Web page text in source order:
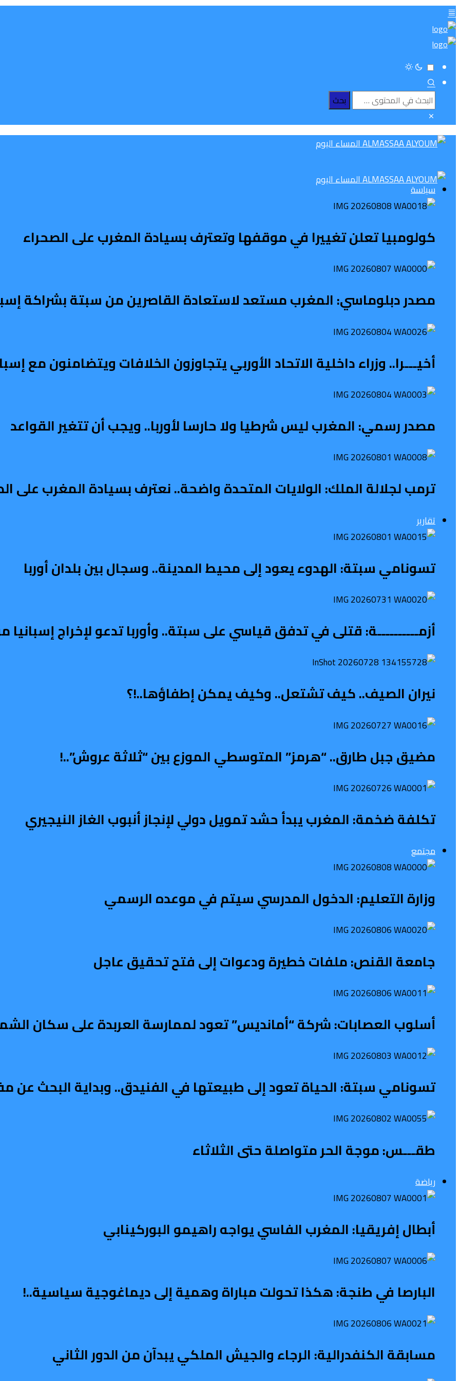
سياسة
كولومبيا تعلن تغييرا في موقفها وتعترف بسيادة المغرب على الصحراء
مصدر دبلوماسي: المغرب مستعد لاستعادة القاصرين من سبتة بشراكة
أخيـــرا.. وزراء داخلية الاتحاد الأوربي يتجاوزون الخلافات ويتضامنون مع
مصدر رسمي: المغرب ليس شرطيا ولا حارسا لأوربا.. ويجب أن تتغير القواعد
ترمب لجلالة الملك: الولايات المتحدة واضحة.. نعترف بسيادة المغرب على
تقارير
تسونامي سبتة: الهدوء يعود إلى محيط المدينة.. وسجال بين بلدان أوربا
أزمــــــــــة: قتلى في تدفق قياسي على سبتة.. وأوربا تدعو لإخراج
نيران الصيف.. كيف تشتعل.. وكيف يمكن إطفاؤها..!؟
مضيق جبل طارق.. “هرمز” المتوسطي الموزع بين “ثلاثة عروش”..!
تكلفة ضخمة: المغرب يبدأ حشد تمويل دولي لإنجاز أنبوب الغاز النيجيري
مجتمع
وزارة التعليم: الدخول المدرسي سیتم في موعده الرسمي
جامعة القنص: ملفات خطيرة ودعوات إلى فتح تحقيق عاجل
أسلوب العصابات: شركة “أمانديس” تعود لممارسة العربدة على سكان
تسونامي سبتة: الحياة تعود إلى طبيعتها في الفنيدق.. وبداية البحث عن
طقـــس: موجة الحر متواصلة حتى الثلاثاء
رياضة
أبطال إفريقيا: المغرب الفاسي يواجه راهيمو البوركينابي
البارصا في طنجة: هكذا تحولت مباراة وهمية إلى ديماغوجية سياسية..!
مسابقة الكنفدرالية: الرجاء والجيش الملكي يبدآن من الدور الثاني